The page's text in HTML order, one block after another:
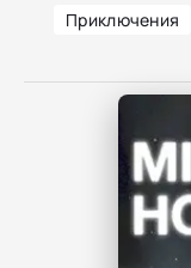
Приключения